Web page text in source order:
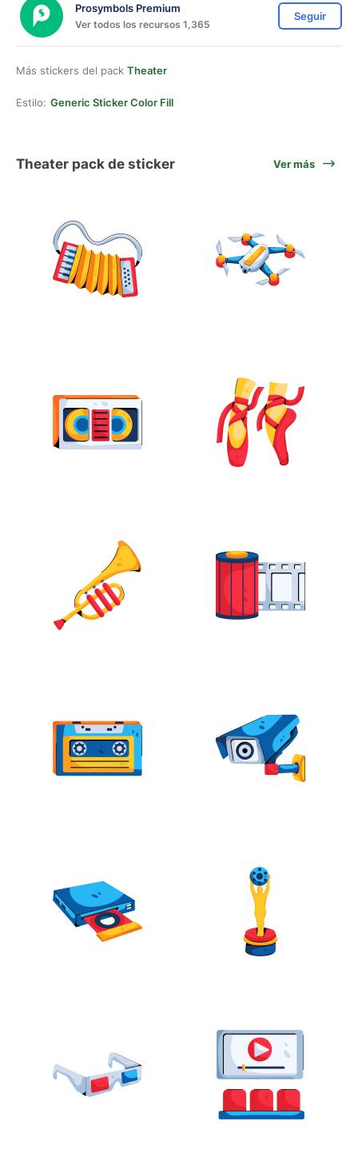
Prosymbols Premium
Ver todos los recursos 1,365
Seguir
Más stickers del pack Theater
Estilo: Generic Sticker Color Fill
Theater pack de sticker Ver más